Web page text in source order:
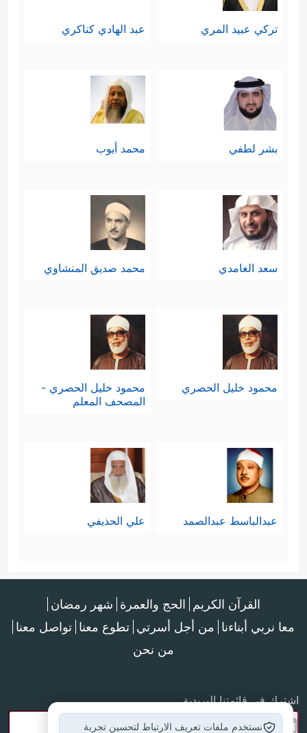
تركي عبيد المري عبد الهادي كناكري
بشر لطفي محمد أيوب
سعد الغامدي محمد صديق المنشاوي
محمود خليل الحصري
محمود خليل الحصري -
المصحف المعلم
عبدالباسط عبدالصمد علي الحذيفي
القرآن الكريم الحج والعمرة شهر رمضان
معا نربي أبناءنا من أجل أسرتي تطوع معنا تواصل معنا
من نحن
اشترك في قائمتنا البريدية
نستخدم ملفات تعريف الارتباط لتحسين تجربة